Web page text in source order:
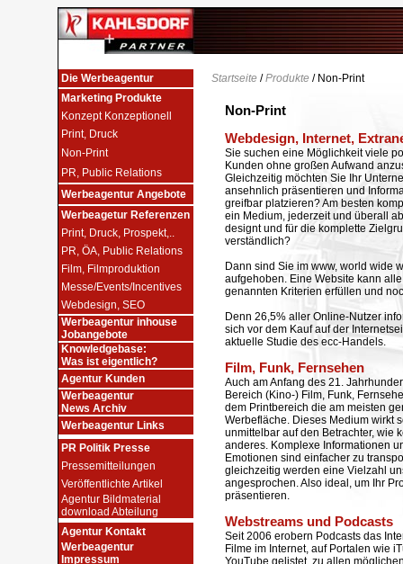
Die Werbeagentur
Marketing Produkte
Konzept Konzeptionell
Print, Druck
Non-Print
PR, Public Relations
Werbeagentur Angebote
Werbeagetur Referenzen
Print, Druck, Prospekt,..
PR, ÖA, Public Relations
Film, Filmproduktion
Messe/Events/Incentives
Webdesign, SEO
Werbeagentur inhouse
Jobangebote
Knowledgebase:
Was ist eigentlich?
Agentur Kunden
Werbeagentur
News Archiv
Werbeagentur Links
PR Politik Presse
Pressemitteilungen
Veröffentlichte Artikel
Agentur Bildmaterial
download Abteilung
Agentur Kontakt
Werbeagentur
Impressum
Startseite /Produkte / Non-Print
Non-Print
Webdesign, Internet,
Sie suchen eine Möglichkeit viele
Kunden ohne großen Aufwand
Gleichzeitig möchten Sie Ihr
ansehnlich präsentieren und
greifbar platzieren? Am besten
ein Medium, jederzeit und überall
designt und für die komplette
verständlich?
Dann sind Sie im www, world wide
aufgehoben. Eine Website kann
genannten Kriterien erfüllen und
Denn 26,5% aller Online-Nutzer
sich vor dem Kauf auf der
aktuelle Studie des ecc-Handels.
Film, Funk, Fernsehen
Auch am Anfang des 21.
Bereich (Kino-) Film, Funk,
dem Printbereich die am meisten
Werbefläche. Dieses Medium wirkt
unmittelbar auf den Betrachter, wie
anderes. Komplexe Informationen
Emotionen sind einfacher zu
gleichzeitig werden eine Vielzahl
angesprochen. Also ideal, um Ihr
präsentieren.
Webstreams und Podcasts
Seit 2006 erobern Podcasts das
Filme im Internet, auf Portalen wie
YouTube gelistet, zu allen